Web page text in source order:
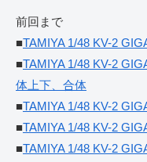
前回まで
■TAMIYA 1/48 KV-2
■TAMIYA 1/48 KV-2
体上下、合体
■TAMIYA 1/48 KV-2
■TAMIYA 1/48 KV-2
■TAMIYA 1/48 KV-2